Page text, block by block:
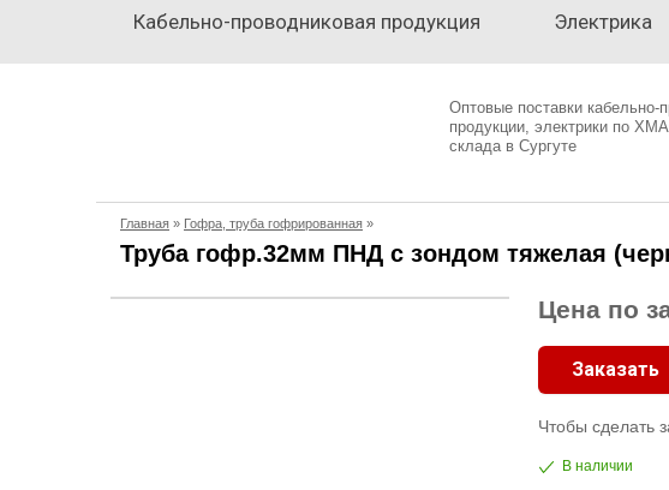
Электрика
Сантехника
Кабельно-проводниковая продукция Электрика
Оптовые поставки кабельно-
продукции, электрики по
склада в Сургуте
Главная » Гофра, труба гофрированная »
Труба гофр.32мм ПНД с зондом тяжелая
Цена по
Заказать
Чтобы сделать
В наличии